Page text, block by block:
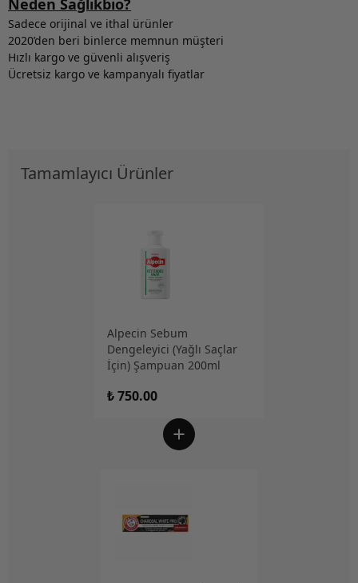
Sadece orijinal ve ithal ürünler
2020’den beri binlerce memnun müşteri
Hızlı kargo ve güvenli alışveriş
Ücretsiz kargo ve kampanyalı fiyatlar
Tamamlayıcı Ürünler
Alpecin Sebum
Dengeleyici (Yağlı Saçlar
İçin) Şampuan 200ml
₺ 750.00